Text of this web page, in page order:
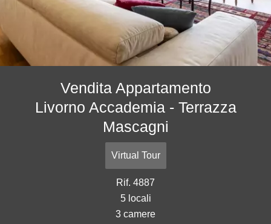
Vendita Appartamento
Livorno Accademia - Terrazza
Mascagni
Virtual Tour
Rif. 4887
5 locali
3 camere